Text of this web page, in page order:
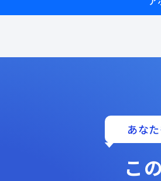
あな
こ